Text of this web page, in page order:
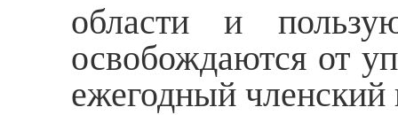
области и
освобождаются от
ежегодный членский